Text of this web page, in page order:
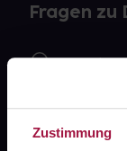
Zustimmung
Fragen zu
Kontakt